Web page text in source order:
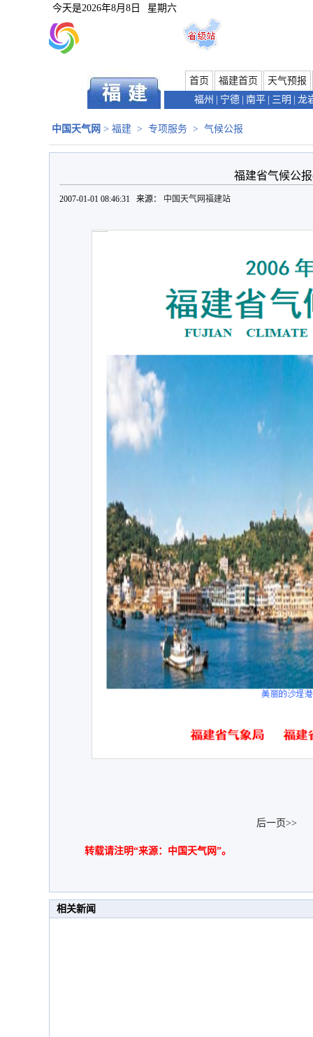
今天是2026年8月8日 星期六
首页 福建首页
天气预报
福州
宁德 南平 三明 龙
中国天气网 > 福建 > 专项服务 > 气候公报
福建省气候公
2007-01-01 08:46:31 来源： 中国天气网福建站
后一页>>
转载请注明“来源：中国天气网”。
相关新闻